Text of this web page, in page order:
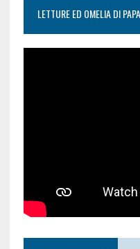
LETTURE ED OMELIA DI